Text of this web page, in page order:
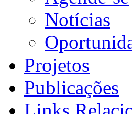
Notícias
Projetos
Publicações